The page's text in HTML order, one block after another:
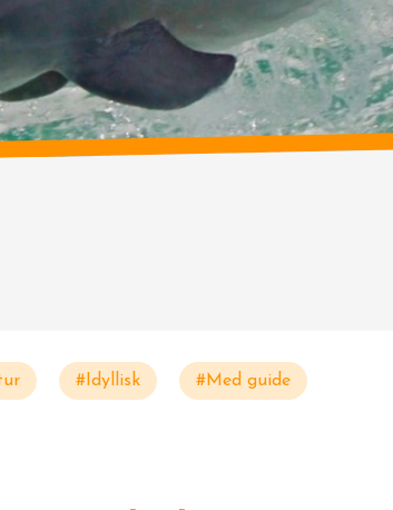
#Idyllisk #Med guide